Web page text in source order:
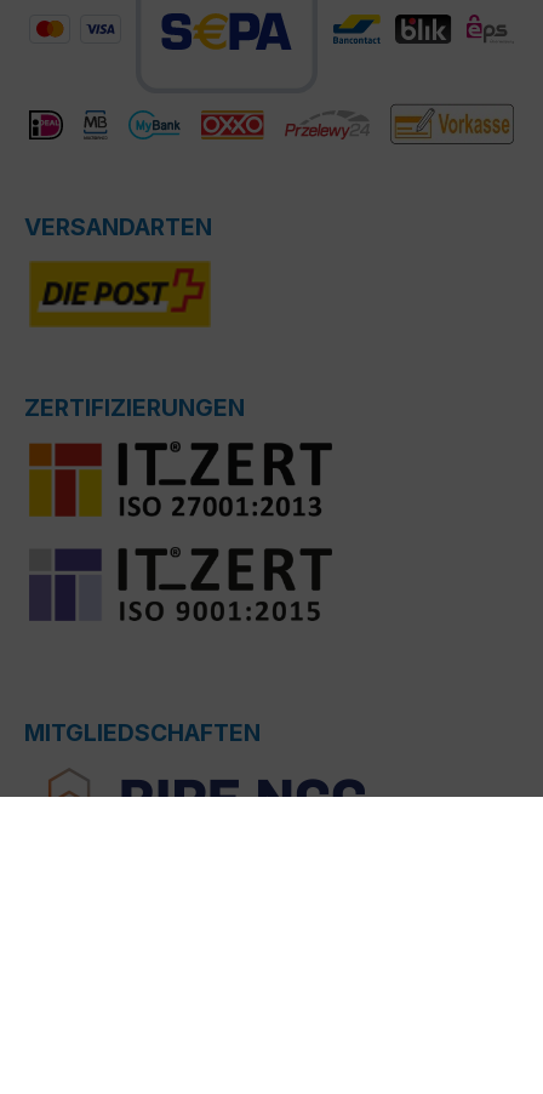
VERSANDARTEN
ZERTIFIZIERUNGEN
MITGLIEDSCHAFTEN